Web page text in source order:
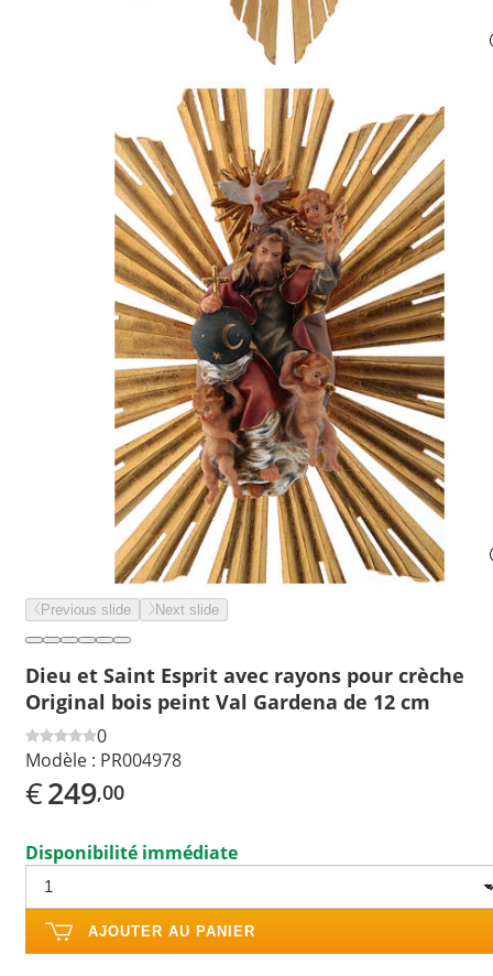
Previous slide Next slide
Dieu et Saint Esprit avec rayons pour crèche
Original bois peint Val Gardena de 12 cm
0
Modèle : PR004978
€249,00
Disponibilité immédiate
AJOUTER AU PANIER